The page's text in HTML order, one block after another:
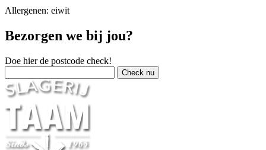
Allergenen: eiwit
Bezorgen we bij jou?
Doe hier de postcode check!